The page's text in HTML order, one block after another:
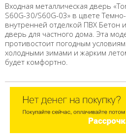
Входная металлическая дверь
S60G-30/S60G-03» в цвете
внутренней отделкой ПВХ Бетон
дверь для частного дома. Эта
противостоит погодным
холодными зимами и жарким
будет комфортно.